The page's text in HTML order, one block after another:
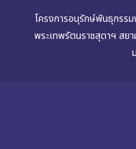
โครงการอนุรักษ์พันธุกรร
พระเทพรัตนราชสุดาฯ สย